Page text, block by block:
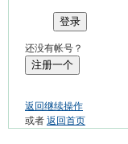
登录
还没有帐号？
注册一个
返回继续操作
或者 返回首页